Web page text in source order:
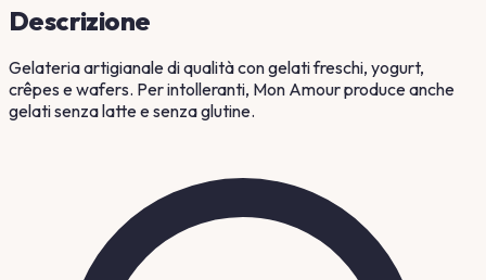
Descrizione
Gelateria artigianale di qualità con gelati freschi, yogurt,
crêpes e wafers. Per intolleranti, Mon Amour produce anche
gelati senza latte e senza glutine.